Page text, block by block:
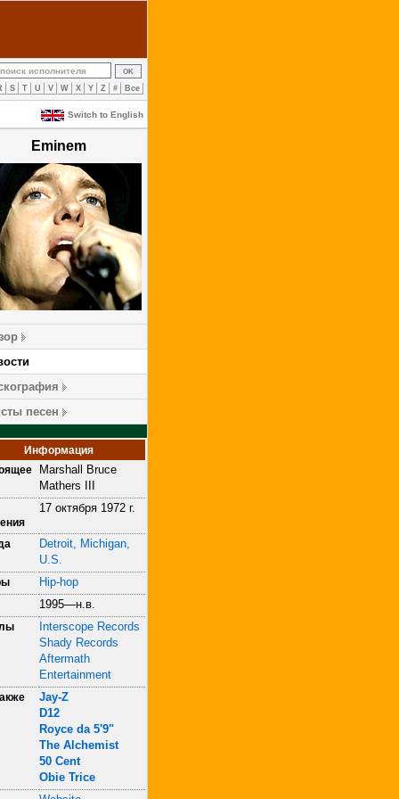
S T U V W X Y Z # Все
Switch to English
Eminem
песен
Информация
Marshall Bruce
Mathers III
17 октября 1972 г.
Detroit, Michigan,
U.S.
Hip-hop
1995—н.в.
Interscope Records
Shady Records
Aftermath
Entertainment
Jay-Z
D12
Royce da 5'9"
The Alchemist
50 Cent
Obie Trice